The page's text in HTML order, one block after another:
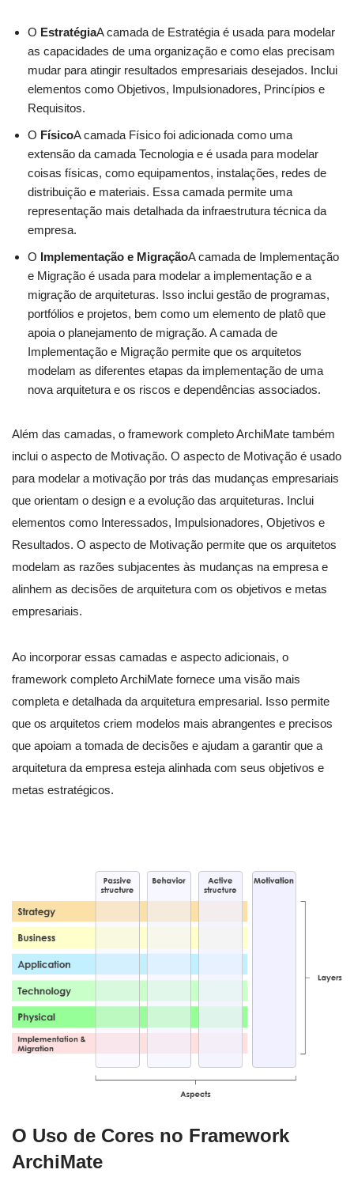
O EstratégiaA camada de Estratégia é usada para modelar
as capacidades de uma organização e como elas precisam
mudar para atingir resultados empresariais desejados. Inclui
elementos como Objetivos, Impulsionadores, Princípios e
Requisitos.
O FísicoA camada Físico foi adicionada como uma
extensão da camada Tecnologia e é usada para modelar
coisas físicas, como equipamentos, instalações, redes de
distribuição e materiais. Essa camada permite uma
representação mais detalhada da infraestrutura técnica da
empresa.
O Implementação e MigraçãoA camada de Implementação
e Migração é usada para modelar a implementação e a
migração de arquiteturas. Isso inclui gestão de programas,
portfólios e projetos, bem como um elemento de platô que
apoia o planejamento de migração. A camada de
Implementação e Migração permite que os arquitetos
modelam as diferentes etapas da implementação de uma
nova arquitetura e os riscos e dependências associados.
Além das camadas, o framework completo ArchiMate também
inclui o aspecto de Motivação. O aspecto de Motivação é usado
para modelar a motivação por trás das mudanças empresariais
que orientam o design e a evolução das arquiteturas. Inclui
elementos como Interessados, Impulsionadores, Objetivos e
Resultados. O aspecto de Motivação permite que os arquitetos
modelam as razões subjacentes às mudanças na empresa e
alinhem as decisões de arquitetura com os objetivos e metas
empresariais.
Ao incorporar essas camadas e aspecto adicionais, o
framework completo ArchiMate fornece uma visão mais
completa e detalhada da arquitetura empresarial. Isso permite
que os arquitetos criem modelos mais abrangentes e precisos
que apoiam a tomada de decisões e ajudam a garantir que a
arquitetura da empresa esteja alinhada com seus objetivos e
metas estratégicos.
O Uso de Cores no Framework
ArchiMate